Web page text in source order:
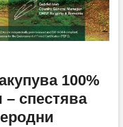
100%
– спестява